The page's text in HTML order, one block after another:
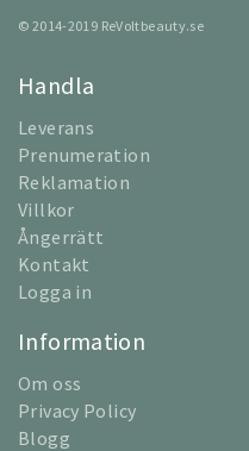
© 2014-2019 ReVoltbeauty.se
Handla
Leverans
Prenumeration
Reklamation
Villkor
Ångerrätt
Kontakt
Logga in
Information
Om oss
Privacy Policy
Blogg